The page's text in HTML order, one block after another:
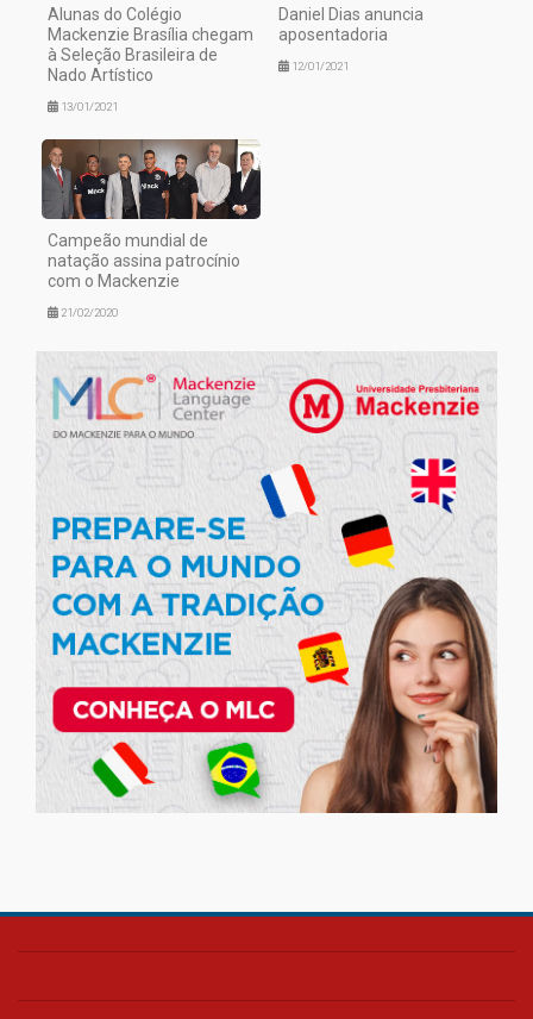
Alunas do Colégio
Mackenzie Brasília chegam
à Seleção Brasileira de
Nado Artístico
13/01/2021
Daniel Dias anuncia
aposentadoria
12/01/2021
Campeão mundial de
natação assina patrocínio
com o Mackenzie
21/02/2020